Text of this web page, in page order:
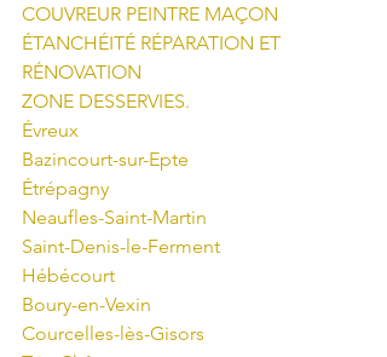
COUVREUR PEINTRE MAÇON
ÉTANCHÉITÉ RÉPARATION ET
RÉNOVATION
ZONE DESSERVIES.
Évreux
Bazincourt-sur-Epte
Étrépagny
Neaufles-Saint-Martin
Saint-Denis-le-Ferment
Hébécourt
Boury-en-Vexin
Courcelles-lès-Gisors